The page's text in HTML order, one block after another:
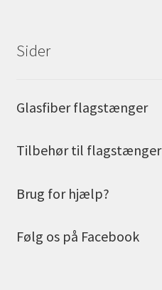
Sider
Glasfiber flagstænger
Tilbehør til flagstænger
Brug for hjælp?
Følg os på Facebook